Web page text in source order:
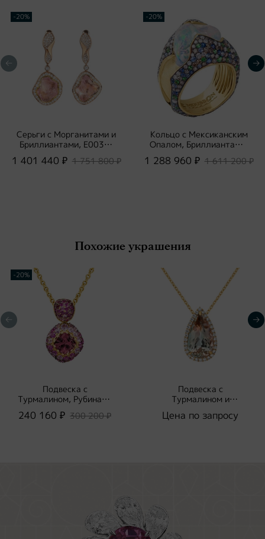
-20%
Серьги с Морганитами и
Бриллиантами, E0030-
67/1
1 401 440 ₽ 1 751 800 ₽
-20%
Кольцо с Мексиканским
Опалом, Бриллиантами,
Сапфирами и
Цаворитами, R0033-1/2
1 288 960 ₽ 1 611 200 ₽
Похожие украшения
-20%
Подвеска с
Турмалином, Рубинами
и Розовыми
Сапфирами, P0074-0/2
240 160 ₽ 300 200 ₽
Подвеска с
Турмалином и
Бриллиантами, P0070-
45/1
Цена по запросу